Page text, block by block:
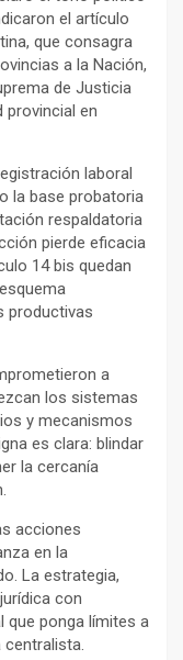
el artículo
que consagra
a la Nación,
de Justicia
provincial en
laboral
la base probatoria
respaldatoria
pierde eficacia
14 bis quedan
productivas
a
los sistemas
y mecanismos
es clara: blindar
la cercanía
acciones
en la
La estrategia,
con
que ponga límites a
centralista.